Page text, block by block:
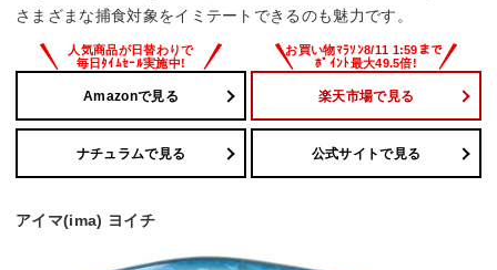
さまざまな捕食対象をイミテートできるのも魅力です。
Amazonで見る 楽天市場で見る
ナチュラムで見る 公式サイトで見る
アイマ(ima) ヨイチ